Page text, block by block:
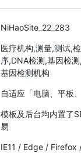
NiHaoSite_22_283
医疗机构,测量,测试,
序,DNA检测,基因检
基因检测机构
自适应「电脑、平板
模板及后台均内置了
易
IE11 / Edge /